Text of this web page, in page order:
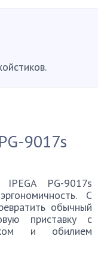
9017s
PG-9017s
С
обычный
приставку с
и обилием